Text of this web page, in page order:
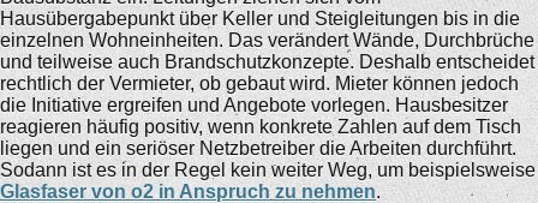
Hausübergabepunkt über Keller und Steigleitungen bis in die
einzelnen Wohneinheiten. Das verändert Wände, Durchbrüche
und teilweise auch Brandschutzkonzepte. Deshalb entscheidet
rechtlich der Vermieter, ob gebaut wird. Mieter können jedoch
die Initiative ergreifen und Angebote vorlegen. Hausbesitzer
reagieren häufig positiv, wenn konkrete Zahlen auf dem Tisch
liegen und ein seriöser Netzbetreiber die Arbeiten durchführt.
Sodann ist es in der Regel kein weiter Weg, um beispielsweise
Glasfaser von o2 in Anspruch zu nehmen.